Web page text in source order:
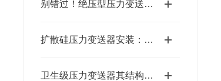
别错过！绝压型压力变送器的突出特点，解锁高精度测量的底层逻辑
扩散硅压力变送器安装：避开误区，一步到位的实操指南
卫生级压力变送器其结构主要包括以下部分